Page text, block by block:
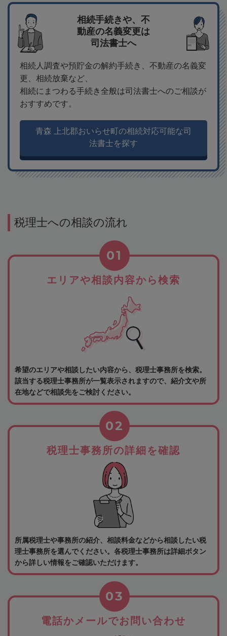
相続手続きや、不
動産の名義変更は
司法書士へ
相続人調査や預貯金の解約手続き、不動産の名義変
更、相続放棄など、
相続にまつわる手続き全般は司法書士へのご相談が
おすすめです。
青森 上北郡おいらせ町の相続対応可能な司
法書士を探す
税理士への相談の流れ
エリアや相談内容から検索
01
希望のエリアや相談したい内容から、税理士事務所を検索。
該当する税理士事務所が一覧表示されますので、紹介文や所
在地などで相談先をご検討ください。
税理士事務所の詳細を確認
02
所属税理士や事務所の紹介、相談料金などから相談したい税
理士事務所を選んでください。各税理士事務所は詳細ボタン
から詳しい情報をご確認いただけます。
電話かメールでお問い合わせ
03